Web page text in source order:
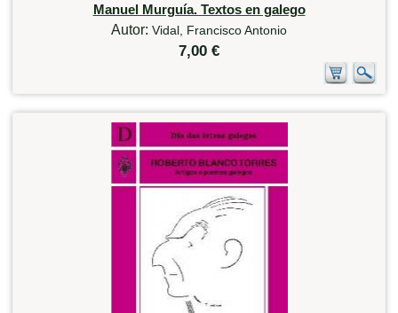
Manuel Murguía. Textos en galego
Autor: Vidal, Francisco Antonio
7,00 €